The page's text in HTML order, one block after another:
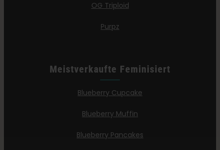
OG Triploid
Purpz
Meistverkaufte Feminisiert
Blueberry Cupcake
Blueberry Muffin
Blueberry Pancakes